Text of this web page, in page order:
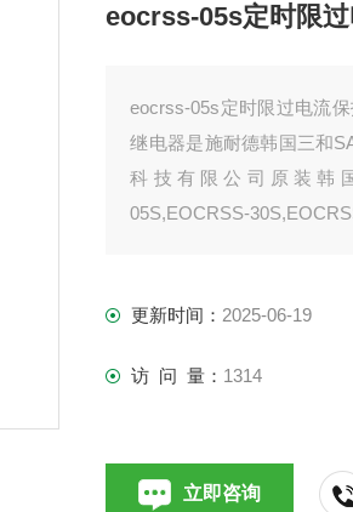
eocrss-05s定时限
eocrss-05s定时限过电流
继电器是施耐德韩国三和
科技有限公司原装韩
05S,EOCRSS-
更新时间： 2025-06-19
访 问 量： 1314
立即咨询